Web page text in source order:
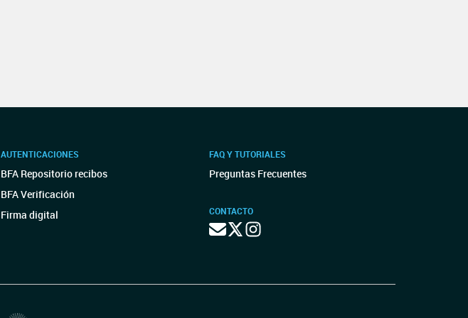
AUTENTICACIONES
BFA Repositorio recibos
BFA Verificación
Firma digital
FAQ Y TUTORIALES
Preguntas Frecuentes
CONTACTO